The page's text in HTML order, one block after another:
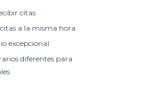
citas
a la misma hora
excepcional
diferentes para